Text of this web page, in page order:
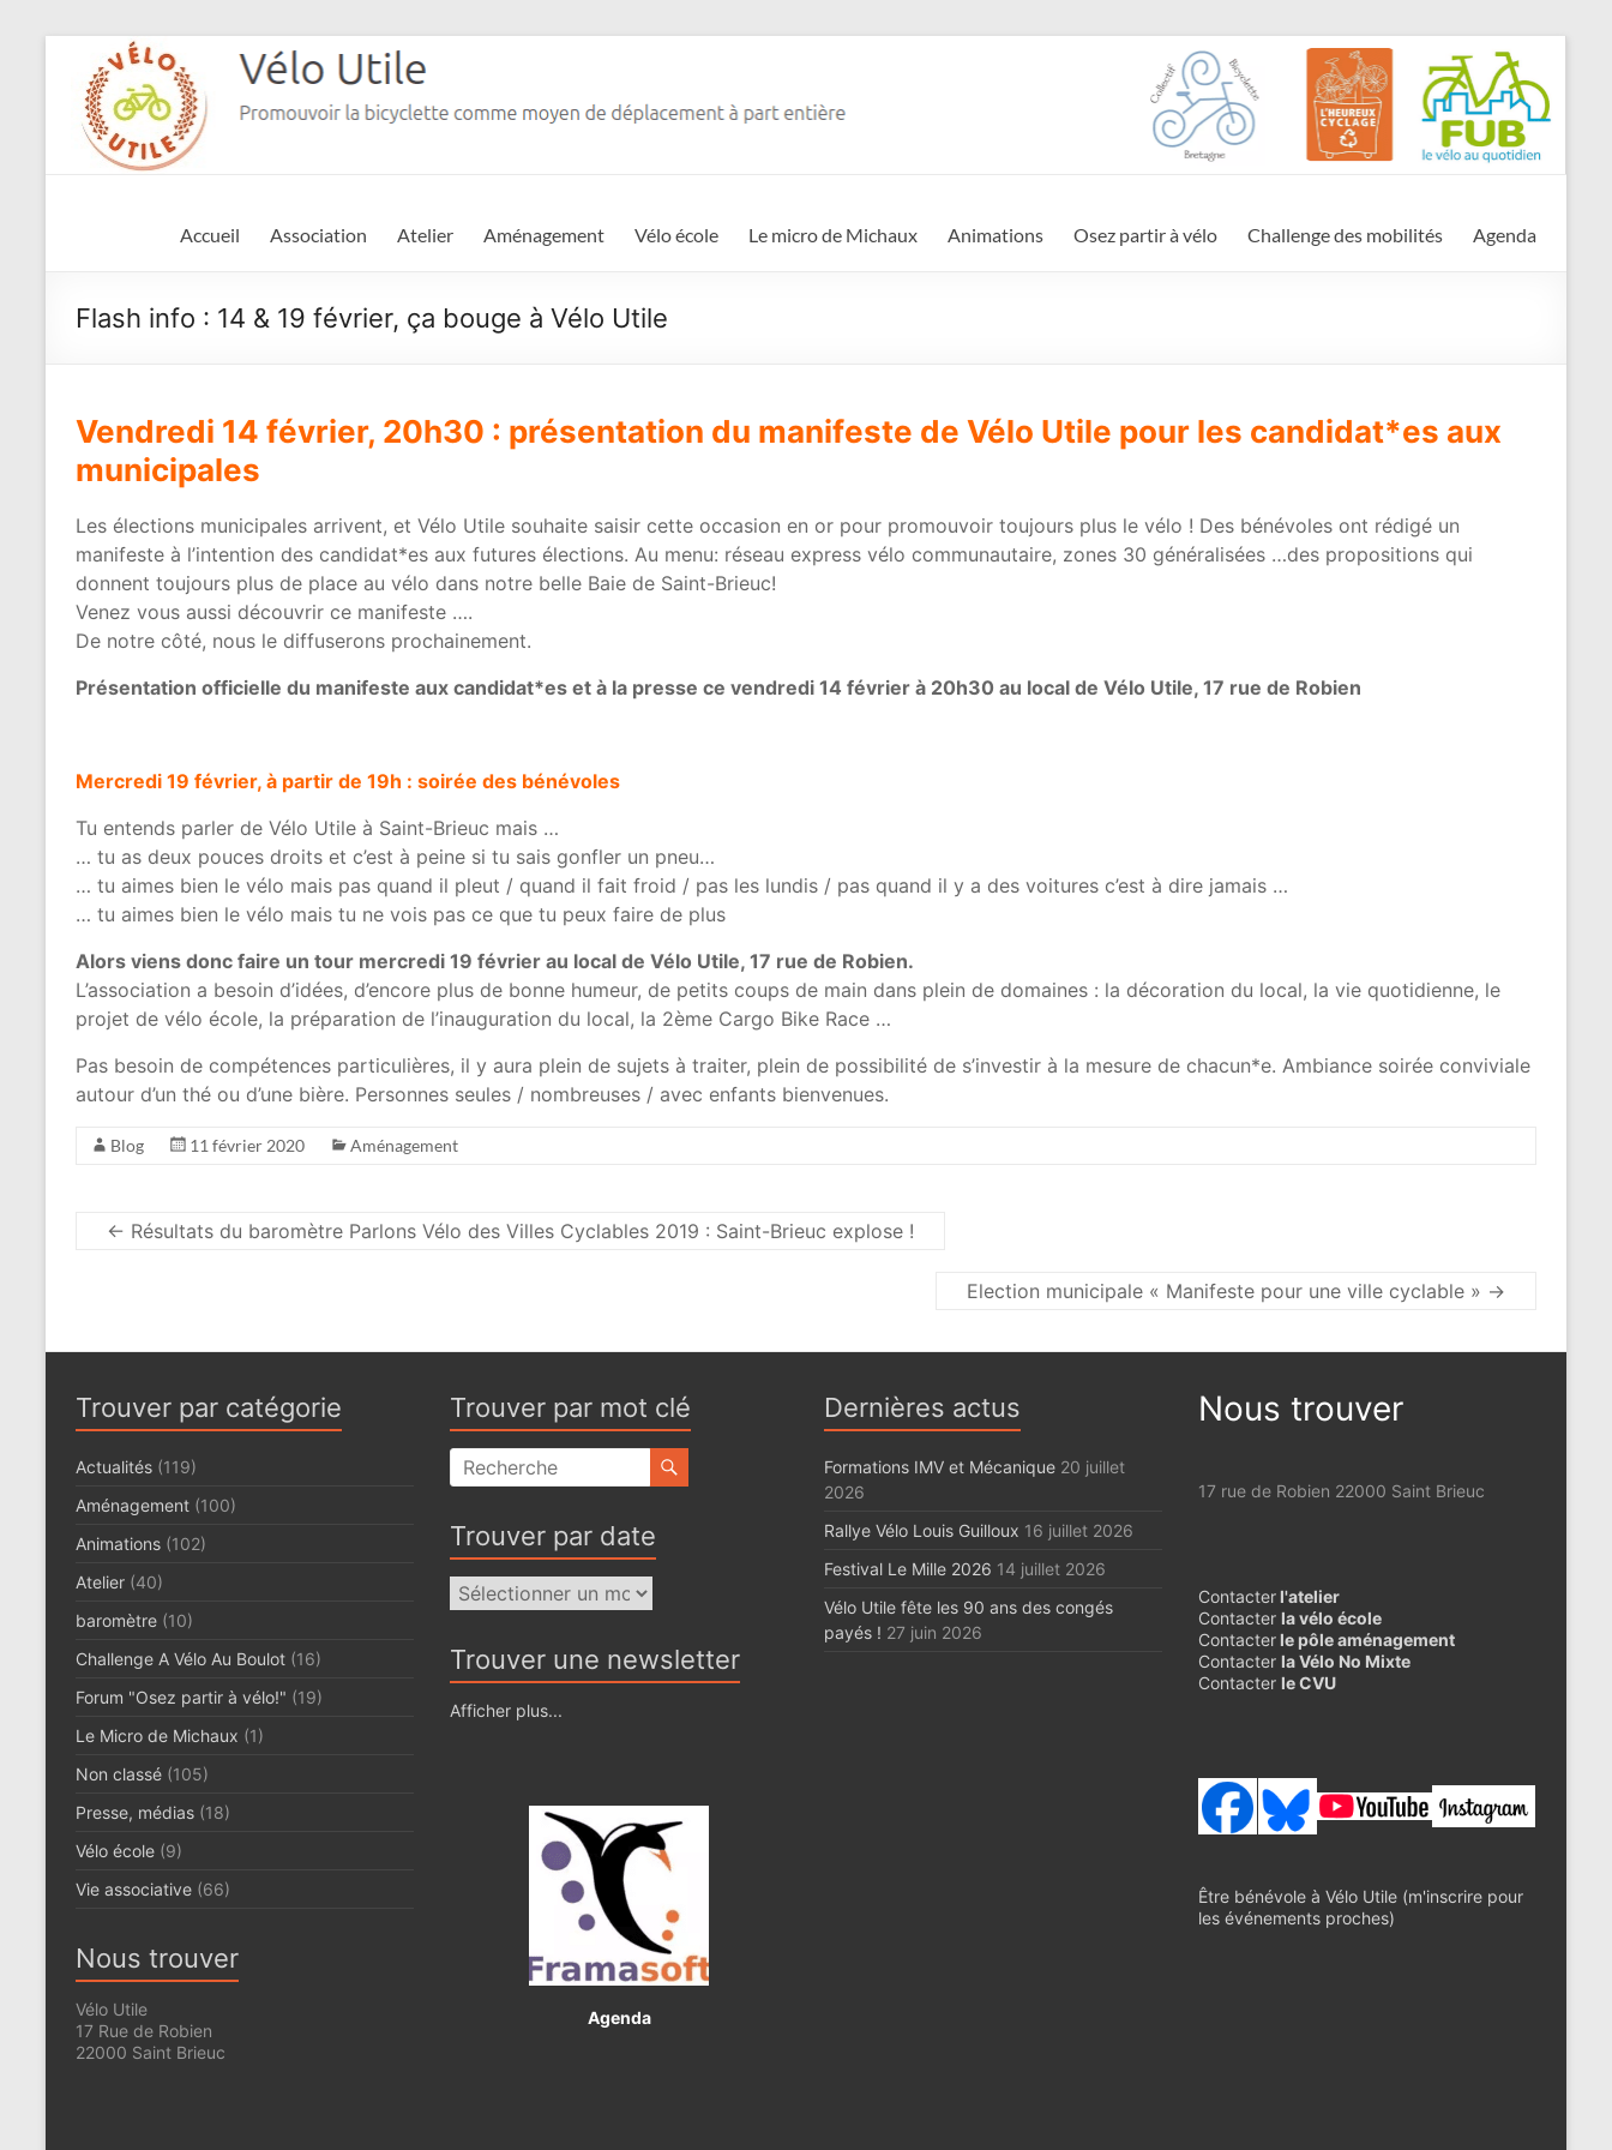
contenu
Promouvoir
moyen
de
déplacement
à
part
entière
Accueil Association Atelier Aménagement Vélo école Le micro de Michaux Animations Osez partir à vélo Challenge des mobilités Agenda
Flash info : 14 & 19 février, ça bouge à Vélo Utile
Vendredi 14 février, 20h30 : présentation du manifeste de Vélo Utile pour les candidat*es aux
municipales
Les élections municipales arrivent, et Vélo Utile souhaite saisir cette occasion en or pour promouvoir toujours plus le vélo ! Des bénévoles ont rédigé un
manifeste à l’intention des candidat*es aux futures élections. Au menu: réseau express vélo communautaire, zones 30 généralisées …des propositions qui
donnent toujours plus de place au vélo dans notre belle Baie de Saint-Brieuc!
Venez vous aussi découvrir ce manifeste ….
De notre côté, nous le diffuserons prochainement.
Présentation officielle du manifeste aux candidat*es et à la presse ce vendredi 14 février à 20h30 au local de Vélo Utile, 17 rue de Robien
Mercredi 19 février, à partir de 19h : soirée des bénévoles
Tu entends parler de Vélo Utile à Saint-Brieuc mais …
… tu as deux pouces droits et c’est à peine si tu sais gonfler un pneu…
… tu aimes bien le vélo mais pas quand il pleut / quand il fait froid / pas les lundis / pas quand il y a des voitures c’est à dire jamais …
… tu aimes bien le vélo mais tu ne vois pas ce que tu peux faire de plus
Alors viens donc faire un tour mercredi 19 février au local de Vélo Utile, 17 rue de Robien.
L’association a besoin d’idées, d’encore plus de bonne humeur, de petits coups de main dans plein de domaines : la décoration du local, la vie quotidienne, le
projet de vélo école, la préparation de l’inauguration du local, la 2ème Cargo Bike Race …
Pas besoin de compétences particulières, il y aura plein de sujets à traiter, plein de possibilité de s’investir à la mesure de chacun*e. Ambiance soirée conviviale
autour d’un thé ou d’une bière. Personnes seules / nombreuses / avec enfants bienvenues.
Blog 11 février 2020 Aménagement
← Résultats du baromètre Parlons Vélo des Villes Cyclables 2019 : Saint-Brieuc explose !
Election municipale « Manifeste pour une ville cyclable » →
Trouver par catégorie
Actualités (119)
Aménagement (100)
Animations (102)
Atelier (40)
baromètre (10)
Challenge A Vélo Au Boulot (16)
Forum "Osez partir à vélo!" (19)
Le Micro de Michaux (1)
Non classé (105)
Presse, médias (18)
Vélo école (9)
Vie associative (66)
Nous trouver
Vélo Utile
17 Rue de Robien
22000 Saint Brieuc
Trouver par mot clé
Trouver par date
Trouver
par
Trouver une newsletter
Afficher plus...
Agenda
Dernières actus
Formations IMV et Mécanique 20 juillet
2026
Rallye Vélo Louis Guilloux 16 juillet 2026
Festival Le Mille 2026 14 juillet 2026
Vélo Utile fête les 90 ans des congés
payés ! 27 juin 2026
Nous trouver
17 rue de Robien 22000 Saint Brieuc
Contacterl'atelier
Contacter la vélo école
Contacterle pôle aménagement
Contacter la Vélo No Mixte
Contacter le CVU
Être bénévole à Vélo Utile (m'inscrire pour
les événements proches)